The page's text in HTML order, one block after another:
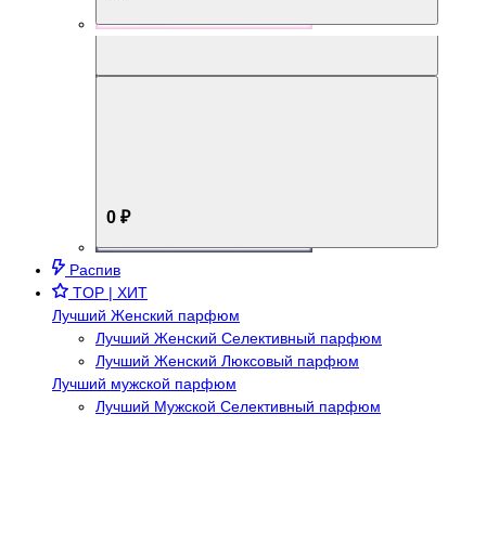
0 ₽
Распив
TOP | ХИТ
Лучший Женский парфюм
Лучший Женский Селективный парфюм
Лучший Женский Люксовый парфюм
Лучший мужской парфюм
Лучший Мужской Селективный парфюм